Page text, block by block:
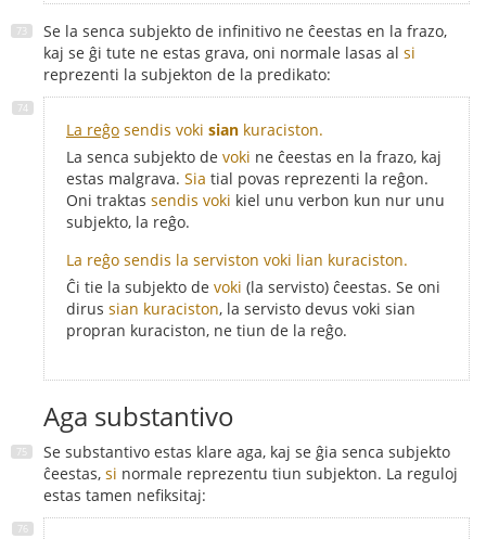
Se la senca subjekto de infinitivo ne ĉeestas en la frazo,
kaj se ĝi tute ne estas grava, oni normale lasas al si
reprezenti la subjekton de la predikato:
La reĝo sendis voki sian kuraciston.
La senca subjekto de voki ne ĉeestas en la frazo, kaj
estas malgrava. Sia tial povas reprezenti la reĝon.
Oni traktas sendis voki kiel unu verbon kun nur unu
subjekto, la reĝo.
La reĝo sendis la serviston voki lian kuraciston.
Ĉi tie la subjekto de voki (la servisto) ĉeestas. Se oni
dirus sian kuraciston, la servisto devus voki sian
propran kuraciston, ne tiun de la reĝo.
Aga substantivo
Se substantivo estas klare aga, kaj se ĝia senca subjekto
ĉeestas, si normale reprezentu tiun subjekton. La reguloj
estas tamen nefiksitaj: